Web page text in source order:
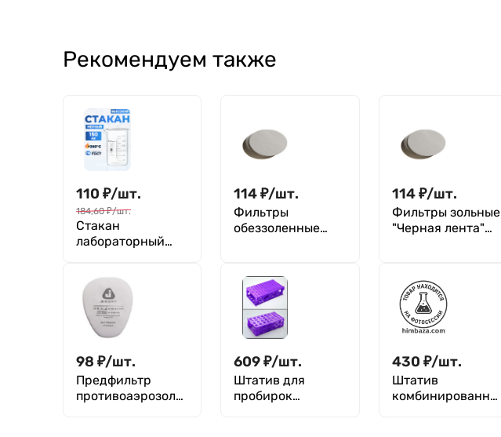
Рекомендуем также
110 ₽/шт.
184,60 ₽/шт.
Стакан
лабораторный
114₽/шт.
Фильтры
обеззоленные
114₽/шт.
Фильтры зольные
"Черная лента"
98 ₽/шт.
Предфильтр
противоаэрозоль
609₽/шт.
Штатив для
пробирок
430 ₽/шт.
Штатив
комбинированны